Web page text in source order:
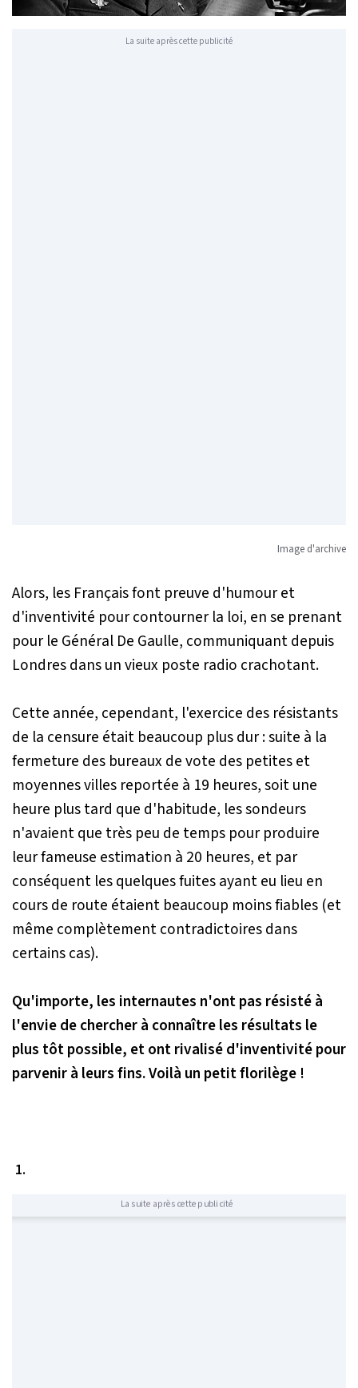
La suite après cette publicité
Image d'archive
Alors, les Français font preuve d'humour et
d'inventivité pour contourner la loi, en se prenant
pour le Général De Gaulle, communiquant depuis
Londres dans un vieux poste radio crachotant.
Cette année, cependant, l'exercice des résistants
de la censure était beaucoup plus dur : suite à la
fermeture des bureaux de vote des petites et
moyennes villes reportée à 19 heures, soit une
heure plus tard que d'habitude, les sondeurs
n'avaient que très peu de temps pour produire
leur fameuse estimation à 20 heures, et par
conséquent les quelques fuites ayant eu lieu en
cours de route étaient beaucoup moins fiables (et
même complètement contradictoires dans
certains cas).
Qu'importe, les internautes n'ont pas résisté à
l'envie de chercher à connaître les résultats le
plus tôt possible, et ont rivalisé d'inventivité pour
parvenir à leurs fins. Voilà un petit florilège !
1.
La suite après cette publicité